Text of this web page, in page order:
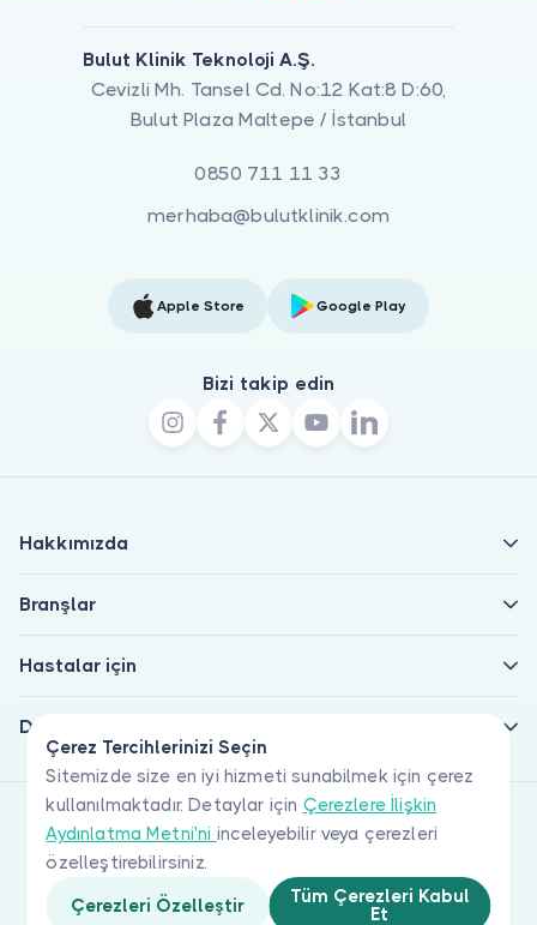
Çerez Tercihlerinizi Seçin
Sitemizde size en iyi hizmeti sunabilmek için çerez
kullanılmaktadır. Detaylar için Çerezlere İlişkin
Aydınlatma Metni'ni inceleyebilir veya çerezleri
özelleştirebilirsiniz.
Çerezleri Özelleştir
Tüm Çerezleri Kabul
Et
Bulut Klinik Teknoloji A.Ş.
Cevizli Mh. Tansel Cd. No:12 Kat:8 D:60,
Bulut Plaza Maltepe / İstanbul
0850 711 11 33
merhaba@bulutklinik.com
Apple Store Google Play
Bizi takip edin
Hakkımızda
Branşlar
Hastalar için
Doktorlar için